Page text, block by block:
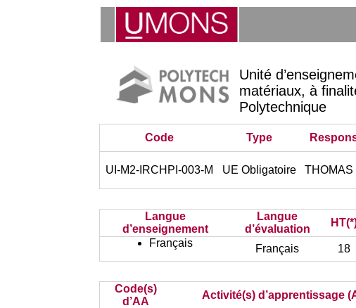
Unité
matériaux, à
Polytechnique
Code Type
UI-M2-IRCHPI-003-M UE Obligatoire THOMAS
Langue
d’enseignement
Langue
d’évaluation
Français
Français 18
Code(s)
d’AA
Activité(s) d’apprentissage